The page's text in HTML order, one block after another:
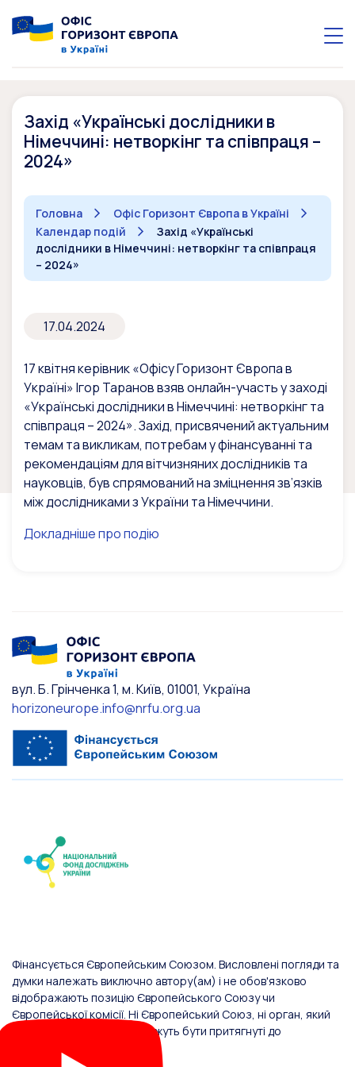
Захід «Українські дослідники в
Німеччині: нетворкінг та співпраця –
2024»
Головна
Офіс Горизонт Європа в Україні
Календар подій
Захід «Українські
дослідники в Німеччині: нетворкінг та співпраця
– 2024»
17.04.2024
17 квітня керівник «Офісу Горизонт Європа в
Україні» Ігор Таранов взяв онлайн-участь у заході
«Українські дослідники в Німеччині: нетворкінг та
співпраця – 2024». Захід, присвячений актуальним
темам та викликам, потребам у фінансуванні та
рекомендаціям для вітчизняних дослідників та
науковців, був спрямований на зміцнення зв’язків
між дослідниками з України та Німеччини.
Докладніше про подію
вул. Б. Грінченка 1, м. Київ, 01001, Україна
horizoneurope.info@nrfu.org.ua
Фінансується Європейським Союзом. Висловлені погляди та
думки належать виключно автору(ам) і не обов'язково
відображають позицію Європейського Союзу чи
Європейської комісії. Ні Європейський Союз, ні орган, який
надав фінансування, не можуть бути притягнуті до